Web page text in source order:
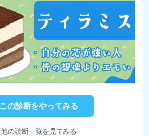
この診断をやってみる
他の診断一覧を見てみる